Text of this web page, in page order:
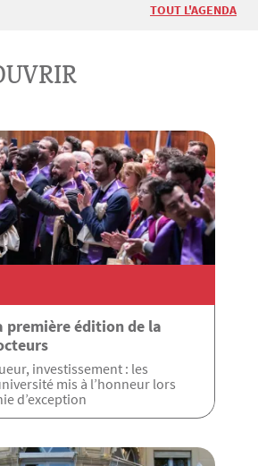
TOUT L'AGENDA
première édition de la
investissement : les
mis à l’honneur lors
d’exception